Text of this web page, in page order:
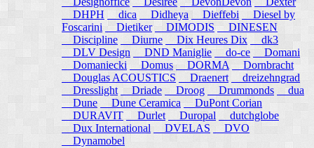
DHPH
dica Didheya Dieffebi
Diesel by
Foscarini
Dietiker DIMODIS
DINESEN
Discipline
Diurne Dix Heures Dix
dk3
DLV Design
DND Maniglie do-ce
Domani
Domaniecki
Domus DORMA
Dornbracht
Douglas ACOUSTICS
Draenert
dreizehngrad
Dresslight Driade Droog Drummonds
dua
Dune
Dune Ceramica
DuPont Corian
DURAVIT
Durlet Duropal
dutchglobe
Dux International
DVELAS
DVO
Dynamobel